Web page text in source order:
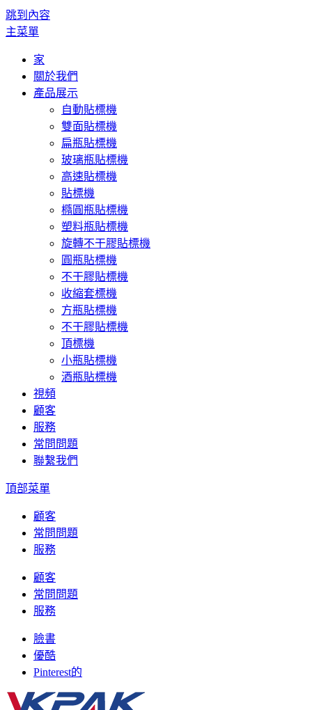
跳到內容
主菜單
家
關於我們
產品展示
自動貼標機
雙面貼標機
扁瓶貼標機
玻璃瓶貼標機
高速貼標機
貼標機
橢圓瓶貼標機
塑料瓶貼標機
旋轉不干膠貼標機
圓瓶貼標機
不干膠貼標機
收縮套標機
方瓶貼標機
不干膠貼標機
頂標機
小瓶貼標機
酒瓶貼標機
視頻
顧客
服務
常問問題
聯繫我們
頂部菜單
顧客
常問問題
服務
顧客
常問問題
服務
臉書
優酷
Pinterest的